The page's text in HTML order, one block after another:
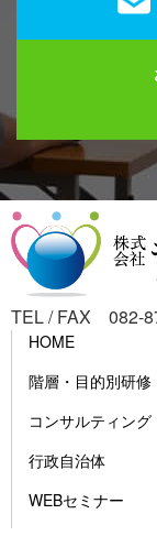
TEL / FAX 082-
HOME
階層・目的別研修
コンサルティング
行政自治体
WEBセミナー